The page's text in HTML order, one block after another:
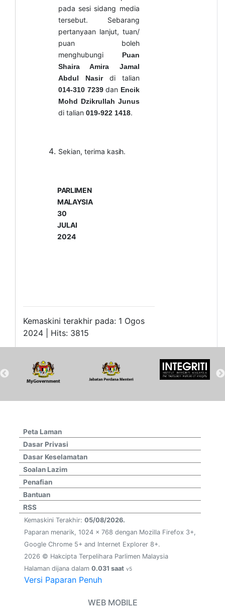
pada sesi sidang media
tersebut. Sebarang
pertanyaan lanjut, tuan/
puan boleh
menghubungi
Puan
Shaira Amira Jamal
Abdul Nasir di talian
014-310 7239dan Encik
Mohd Dzikrullah Junus
di talian 019-922 1418.
Sekian, terima kasih.
PARLIMEN
MALAYSIA
30
JULAI
2024
Kemaskini terakhir pada: 1 Ogos
2024 | Hits: 3815
Peta Laman
Dasar Privasi
Dasar Keselamatan
Soalan Lazim
Penafian
Bantuan
RSS
Kemaskini Terakhir: 05/08/2026.
Paparan menarik, 1024 x 768 dengan Mozilla Firefox 3+,
Google Chrome 5+ and Internet Explorer 8+.
2026 © Hakcipta Terpelihara Parlimen Malaysia
Halaman dijana dalam 0.031 saat v5
Versi Paparan Penuh
WEB MOBILE